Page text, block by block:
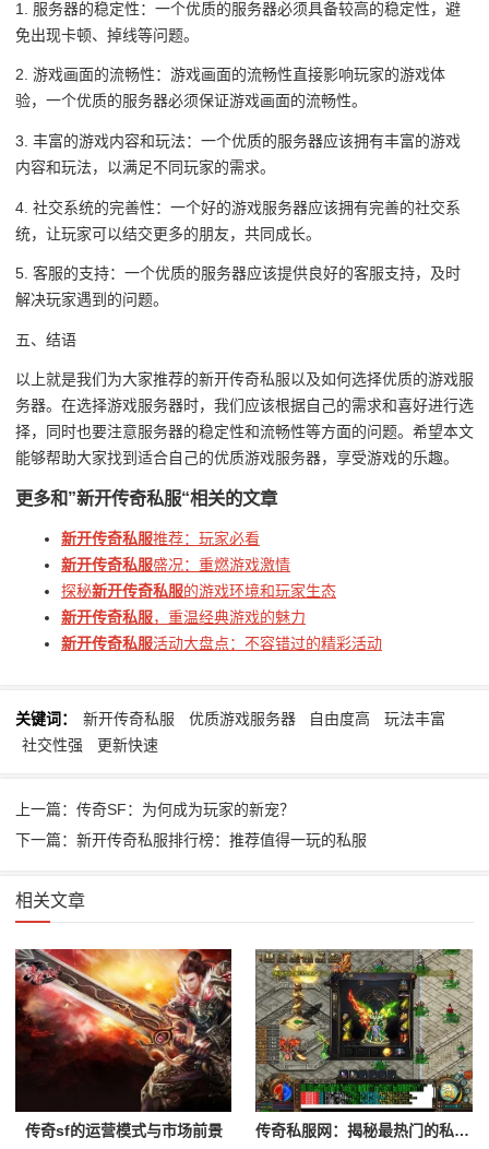
1. 服务器的稳定性：一个优质的服务器必须具备较高的稳定性，避
免出现卡顿、掉线等问题。
2. 游戏画面的流畅性：游戏画面的流畅性直接影响玩家的游戏体
验，一个优质的服务器必须保证游戏画面的流畅性。
3. 丰富的游戏内容和玩法：一个优质的服务器应该拥有丰富的游戏
内容和玩法，以满足不同玩家的需求。
4. 社交系统的完善性：一个好的游戏服务器应该拥有完善的社交系
统，让玩家可以结交更多的朋友，共同成长。
5. 客服的支持：一个优质的服务器应该提供良好的客服支持，及时
解决玩家遇到的问题。
五、结语
以上就是我们为大家推荐的新开传奇私服以及如何选择优质的游戏服
务器。在选择游戏服务器时，我们应该根据自己的需求和喜好进行选
择，同时也要注意服务器的稳定性和流畅性等方面的问题。希望本文
能够帮助大家找到适合自己的优质游戏服务器，享受游戏的乐趣。
更多和”新开传奇私服“相关的文章
新开传奇私服推荐：玩家必看
新开传奇私服盛况：重燃游戏激情
探秘新开传奇私服的游戏环境和玩家生态
新开传奇私服，重温经典游戏的魅力
新开传奇私服活动大盘点：不容错过的精彩活动
关键词： 新开传奇私服 优质游戏服务器 自由度高
玩法丰富
社交性强
更新快速
上一篇：传奇SF：为何成为玩家的新宠？
下一篇：新开传奇私服排行榜：推荐值得一玩的私服
相关文章
传奇sf的运营模式与市场前景 传奇私服网：揭秘最热门的私服发布平台